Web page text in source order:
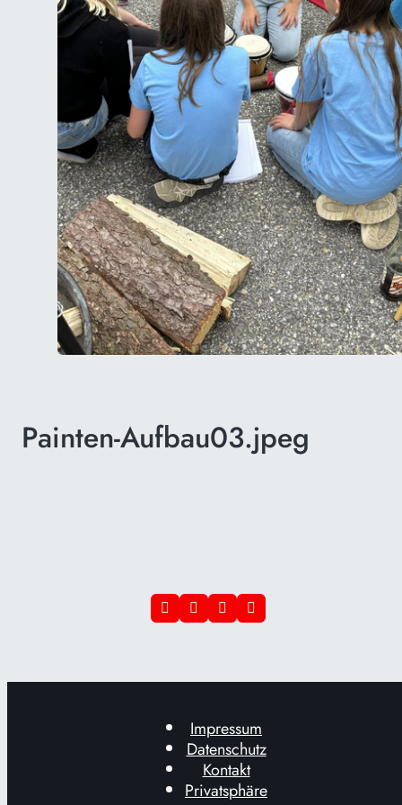
Painten-Aufbau03.jpeg
Impressum
Datenschutz
Kontakt
Privatsphäre